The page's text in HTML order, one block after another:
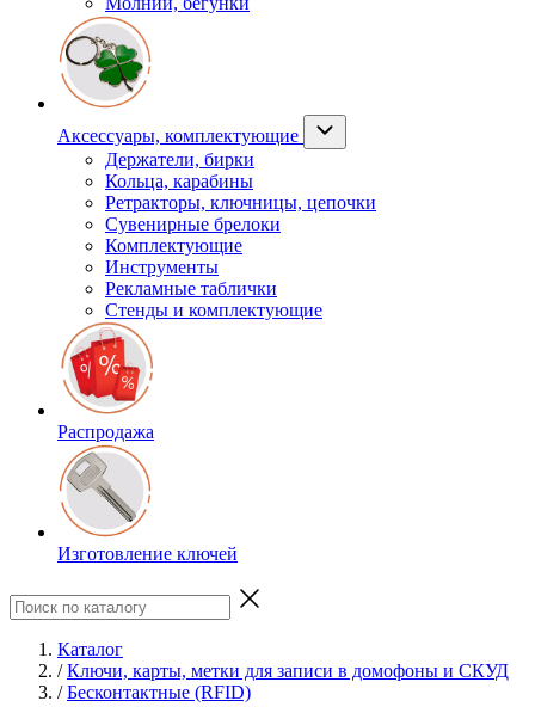
Аксессуары, комплектующие
Держатели, бирки
Кольца, карабины
Ретракторы, ключницы, цепочки
Сувенирные брелоки
Комплектующие
Инструменты
Рекламные таблички
Стенды и комплектующие
Распродажа
Изготовление ключей
Каталог
/ Ключи, карты, метки для записи в домофоны и СКУД
/ Бесконтактные (RFID)